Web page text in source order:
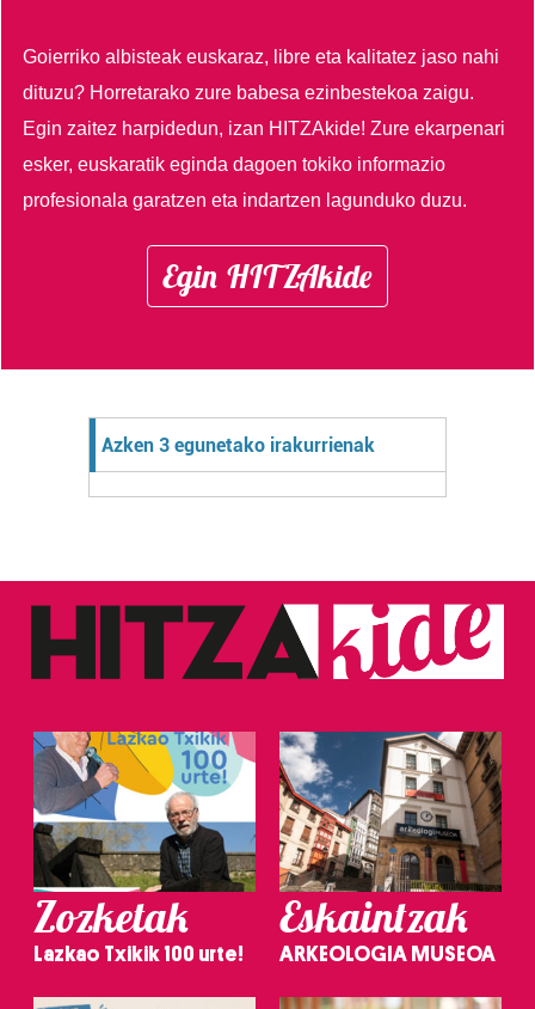
Goierriko albisteak euskaraz, libre eta kalitatez jaso nahi
dituzu? Horretarako zure babesa ezinbestekoa zaigu.
Egin zaitez harpidedun, izan HITZAkide!Zure ekarpenari
esker, euskaratik eginda dagoen tokiko informazio
profesionala garatzen eta indartzen lagunduko duzu.
Egin HITZAkide
Azken 3 egunetako irakurrienak
Zozketak
Lazkao Txikik 100 urte!
Eskaintzak
ARKEOLOGIA MUSEOA